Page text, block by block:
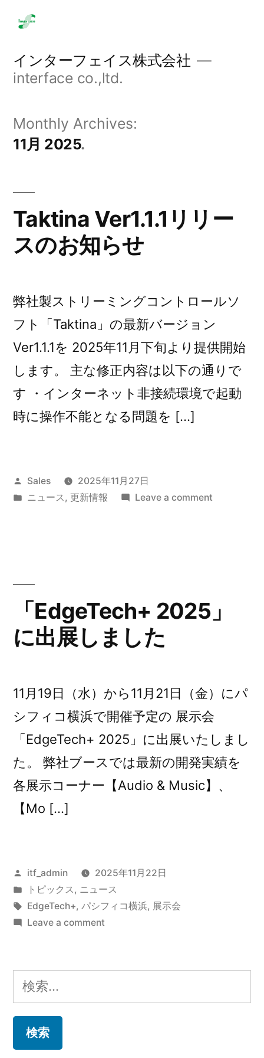
content
インターフェイス株式会社
interface co.,ltd.
Monthly Archives:
11月 2025
Taktina Ver1.1.1リリー
スのお知らせ
弊社製ストリーミングコントロールソ
フト「Taktina」の最新バージョン
Ver1.1.1を 2025年11月下旬より提供開始
します。 主な修正内容は以下の通りで
す ・インターネット非接続環境で起動
時に操作不能となる問題を […]
Posted
by
Sales
2025年11月27日
Posted
ニュース , 更新情報 Leave a commenton
の
「EdgeTech+ 2025」
に出展しました
11月19日（水）から11月21日（金）にパ
シフィコ横浜で開催予定の 展示会
「EdgeTech+ 2025」に出展いたしまし
た。 弊社ブースでは最新の開発実績を
各展示コーナー【Audio & Music】、
【Mo […]
Posted
by
itf_admin
2025年11月22日
Posted
in
トピックス , ニュース
Tags:
EdgeTech+, パシフィコ横浜, 展示会
Leave a commenton
に
展
検
索: